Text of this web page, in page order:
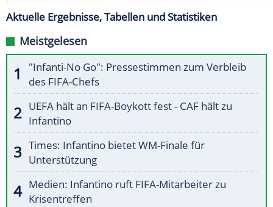
Aktuelle Ergebnisse, Tabellen und Statistiken
Meistgelesen
"Infanti-No Go": Pressestimmen zum Verbleib
des FIFA-Chefs
UEFA hält an FIFA-Boykott fest - CAF hält zu
Infantino
Times: Infantino bietet WM-Finale für
Unterstützung
Medien: Infantino ruft FIFA-Mitarbeiter zu
Krisentreffen